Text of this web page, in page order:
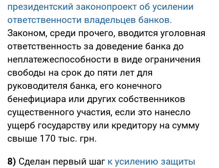
президентский законопроект об усилении
ответственности владельцев банков.
Законом, среди прочего, вводится уголовная
ответственность за доведение банка до
неплатежеспособности в виде ограничения
свободы на срок до пяти лет для
руководителя банка, его конечного
бенефициара или других собственников
существенного участия, если это нанесло
ущерб государству или кредитору на сумму
свыше 170 тыс. грн.
8) Сделан первый шаг к усилению защиты